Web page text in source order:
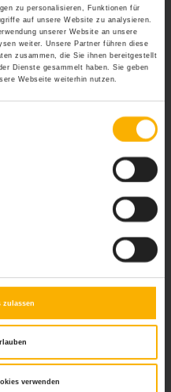
zu personalisieren, Funktionen für
auf unsere Website zu analysieren.
unserer Website an unsere
weiter. Unsere Partner führen diese
zusammen, die Sie ihnen bereitgestellt
Dienste gesammelt haben. Sie geben
Webseite weiterhin nutzen.
zulassen
verwenden
werden.
allgemeingültige Regeln
des Kühlschranks,
und zu
am Arbeitsplatz sollte
Mitarbeiter
kommt letztendlich dem
Konkrete Anfragen von
werden, da es sich dabei um
Falls Sie eine individuelle
Sie sich bitte an einen
Ihrer Firma. Vielen
Zu Diesem